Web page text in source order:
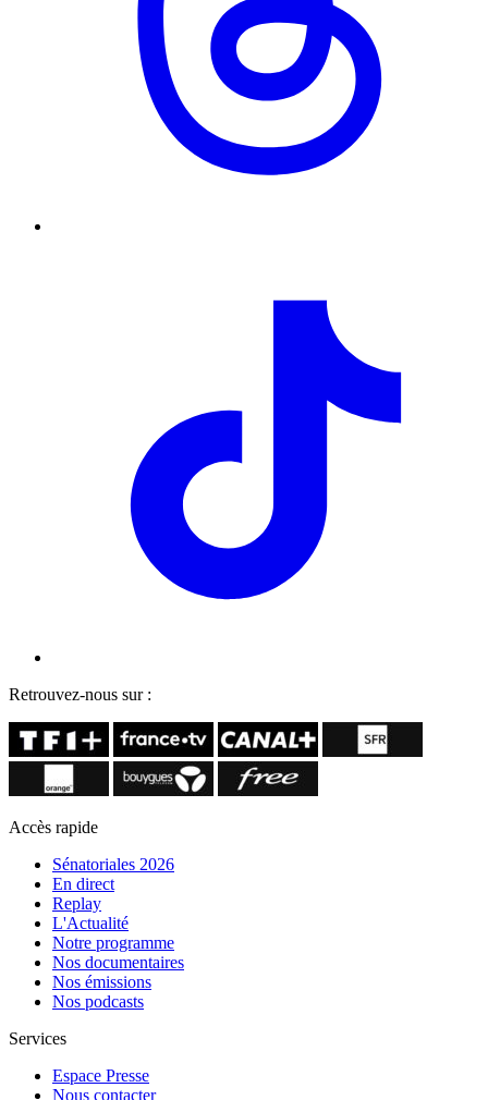
Retrouvez-nous sur :
Accès rapide
Sénatoriales 2026
En direct
Replay
L'Actualité
Notre programme
Nos documentaires
Nos émissions
Nos podcasts
Services
Espace Presse
Nous contacter